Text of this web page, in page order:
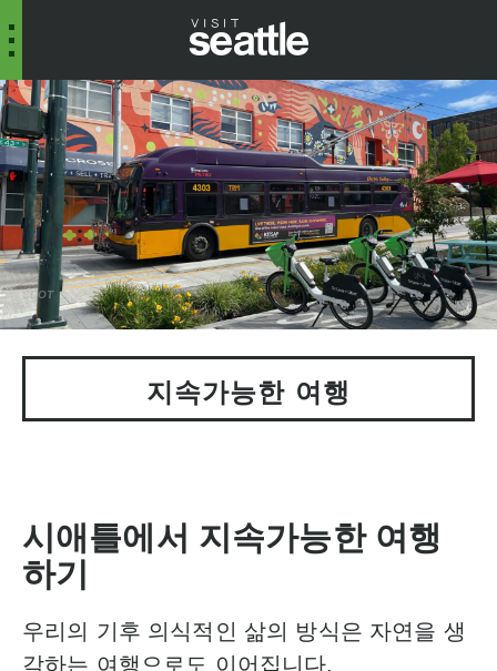
SDOT
지속가능한 여행
시애틀에서 지속가능한 여행
하기
우리의 기후 의식적인 삶의 방식은 자연을 생
각하는 여행으로도 이어집니다.